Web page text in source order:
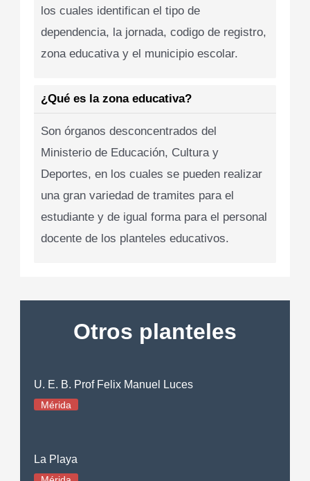
los cuales identifican el tipo de
dependencia, la jornada, codigo de registro,
zona educativa y el municipio escolar.
¿Qué es la zona educativa?
Son órganos desconcentrados del
Ministerio de Educación, Cultura y
Deportes, en los cuales se pueden realizar
una gran variedad de tramites para el
estudiante y de igual forma para el personal
docente de los planteles educativos.
Otros planteles
U. E. B. Prof Felix Manuel Luces
Mérida
La Playa